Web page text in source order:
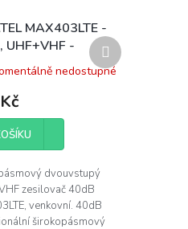
MAX403LTE -
UHF+VHF -
nedostupné
dvouvstupý
zesilovač 40dB
venkovní. 40dB
širokopásmový
Další
produkt